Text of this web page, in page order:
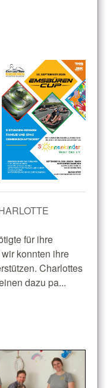
für ihre
konnten ihre
Charlottes
dazu pa...